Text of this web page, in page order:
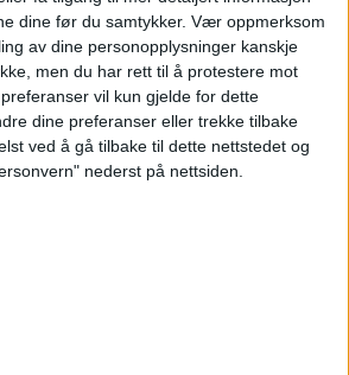
dine før du samtykker. Vær oppmerksom
av dine personopplysninger kanskje
men du har rett til å protestere mot
vil kun gjelde for dette
dine preferanser eller trekke tilbake
ved å gå tilbake til dette nettstedet og
nederst på nettsiden.